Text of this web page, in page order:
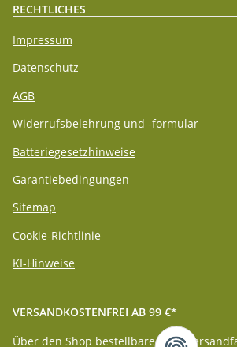
RECHTLICHES
Impressum
Datenschutz
AGB
Widerrufsbelehrung und -formular
Batteriegesetzhinweise
Garantiebedingungen
Sitemap
Cookie-Richtlinie
KI-Hinweise
VERSANDKOSTENFREI AB 99 €*
Über den Shop bestellbare